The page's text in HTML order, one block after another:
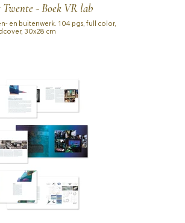
- Boek VR lab
en buitenwerk. 104 pgs, full color,
30x28 cm